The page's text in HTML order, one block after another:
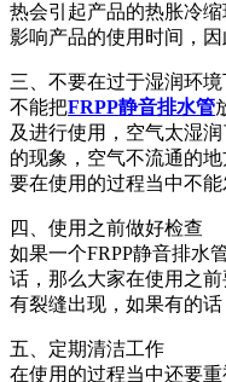
热会引起产品的热胀冷
影响产品的使用时间，因
三、不要在过于湿润环境
不能把FRPP静音排水管
及进行使用，空气太湿
的现象，空气不流通的
要在使用的过程当中不能
四、使用之前做好检查
如果一个FRPP静音排水
话，那么大家在使用之
有裂缝出现，如果有的话
五、定期清洁工作
在使用的过程当中还要